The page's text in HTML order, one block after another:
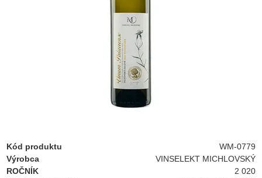
Kód produktu
WM-0779
Výrobca
VINSELEKT MICHLOVSKÝ
ROČNÍK
2 020